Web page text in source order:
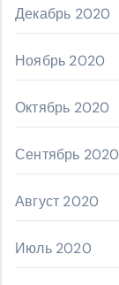
Декабрь 2020
Ноябрь 2020
Октябрь 2020
Сентябрь 2020
Август 2020
Июль 2020